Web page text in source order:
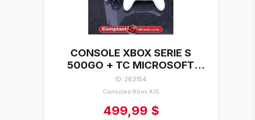
CONSOLE XBOX SERIE S
500GO + TC MICROSOFT
1883
ID: 263154
Consoles/Xbox X/S
499,99 $